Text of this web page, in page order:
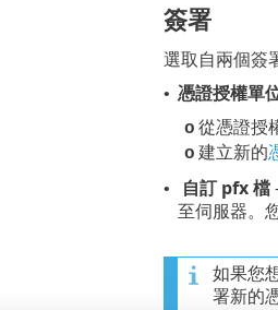
簽署
選取自兩個簽
• 憑證授權單
o 從憑證授
o 建立新的
• 自訂 pfx 檔
至伺服器。
如果您
署新的